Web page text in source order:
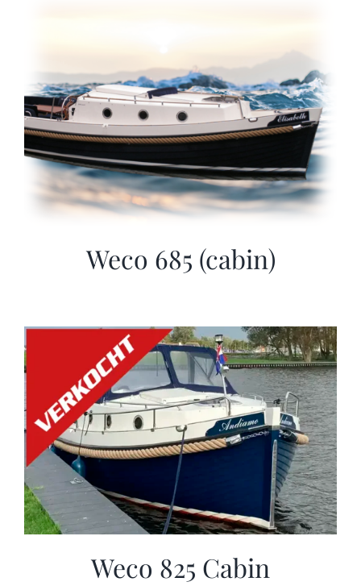
Afspraak maken
Weco 685 (cabin)
Weco 825 Cabin